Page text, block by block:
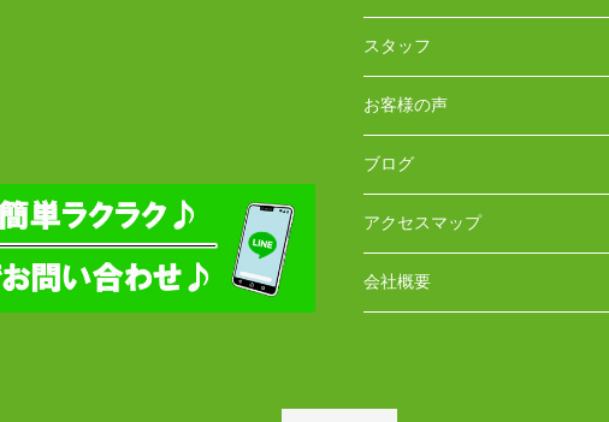
スタッフ
お客様の声
ブログ
アクセスマップ
会社概要